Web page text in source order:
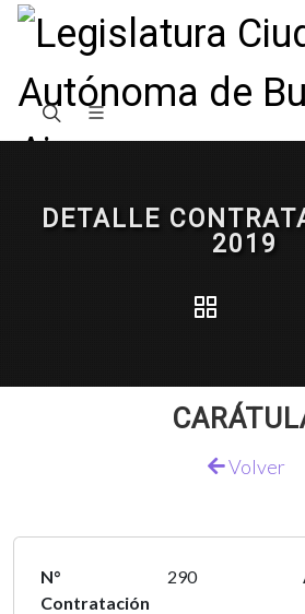
DETALLE
2019
Volver
N°
Contratación
290